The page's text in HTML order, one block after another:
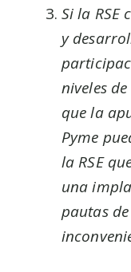
Si la RSE
y
niveles
que la
Pyme
la RSE
una
pautas